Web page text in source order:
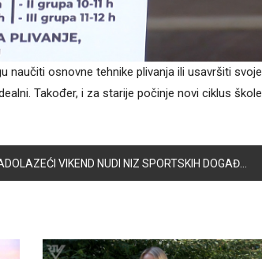
naučiti osnovne tehnike plivanja ili usavršiti svoje
Također, i za starije počinje novi ciklus škole
VIKEND NUDI NIZ SPORTSKIH DOGAĐAJA